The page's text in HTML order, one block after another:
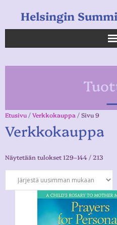
Helsingin
Verkkokauppa
Uutiset
Linkkejä
Etusivu /Verkkokauppa / Sivu 9
Verkkokauppa
Näytetään tulokset 129–144 / 213